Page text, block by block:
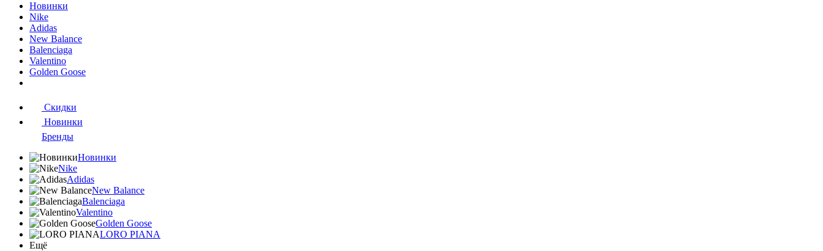
Новинки
Nike
Adidas
New Balance
Balenciaga
Valentino
Golden Goose
Скидки
Новинки
Бренды
Новинки
Nike
Adidas
New Balance
Balenciaga
Valentino
Golden Goose
LORO PIANA
Ещё